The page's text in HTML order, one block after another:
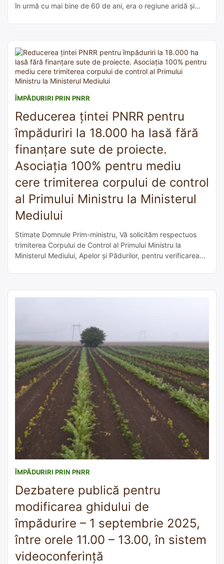
în urmă cu mai bine de 60 de ani, era o regiune aridă și
ÎMPĂDURIRI PRIN PNRR
Reducerea țintei PNRR pentru
împăduriri la 18.000 ha lasă fără
finanțare sute de proiecte.
Asociația 100% pentru mediu
cere trimiterea corpului de control
al Primului Ministru la Ministerul
Mediului
Stimate Domnule Prim-ministru, Vă solicităm respectuos
trimiterea Corpului de Control al Primului Ministru la
Ministerul Mediului, Apelor și Pădurilor, pentru verificarea
Ministerul Mediului, aplicanților și proiectanților prezenți li s-
ÎMPĂDURIRI PRIN PNRR
Dezbatere publică pentru
modificarea ghidului de
împădurire – 1 septembrie 2025,
între orele 11.00 – 13.00, în sistem
videoconferință